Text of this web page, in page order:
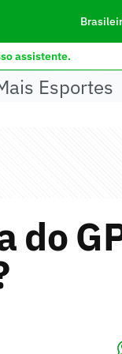
assistente.
Esportes
do